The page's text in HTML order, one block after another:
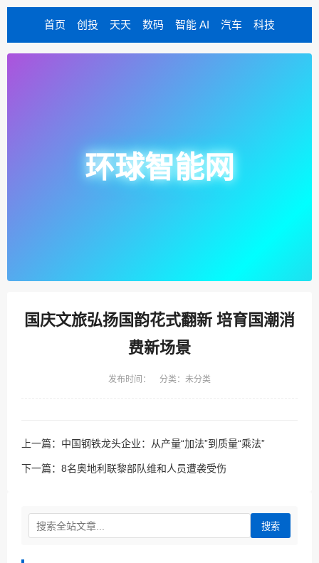
首页 创投 天天 数码 智能 AI 汽车 科技
环球智能网
国庆文旅弘扬国韵花式翻新 培育国潮消
费新场景
发布时间： 分类：未分类
上一篇： 中国钢铁龙头企业：从产量“加法”到质量“乘法”
下一篇： 8名奥地利联黎部队维和人员遭袭受伤
搜索